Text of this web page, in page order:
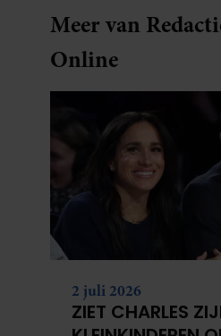
Meer van
Online
2 juli 2026
ZIET CHARLES